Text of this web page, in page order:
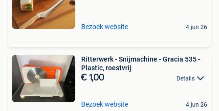
Bezoek website 4 jun 26
Ritterwerk - Snijmachine - Gracia 535 -
Plastic, roestvrij
€ 1,00 Details
Bezoek website 4 jun 26